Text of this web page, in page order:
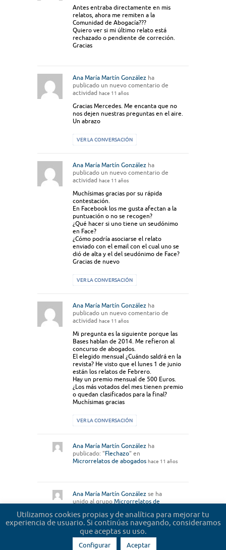
Antes entraba directamente en mis
relatos, ahora me remiten a la
Comunidad de Abogacía???
Quiero ver si mi último relato está
rechazado o pendiente de correción.
Gracias
Ana María Martín González ha
publicado un nuevo comentario de
actividad hace 11 años
Gracias Mercedes. Me encanta que no
nos dejen nuestras preguntas en el aire.
Un abrazo
VER LA CONVERSACIÓN
Ana María Martín González ha
publicado un nuevo comentario de
actividad hace 11 años
Muchísimas gracias por su rápida
contestación.
En Facebook los me gusta afectan a la
puntuación o no se recogen?
¿Qué hacer si uno tiene un seudónimo
en Face?
¿Cómo podría asociarse el relato
enviado con el email con el cual uno se
dió de alta y el del seudónimo de Face?
Gracias de nuevo
VER LA CONVERSACIÓN
Ana María Martín González ha
publicado un nuevo comentario de
actividad hace 11 años
Mi pregunta es la siguiente porque las
Bases hablan de 2014. Me refieron al
concurso de abogados.
El elegido mensual ¿Cuándo saldrá en la
revista? He visto que el lunes 1 de junio
están los relatos de Febrero.
Hay un premio mensual de 500 Euros.
¿Los más votados del mes tienen premio
o quedan clasificados para la final?
Muchísimas gracias
VER LA CONVERSACIÓN
Ana María Martín González ha
publicado: "Flechazo" en
Microrrelatos de abogados hace 11 años
Ana María Martín González se ha
unido al grupo Microrrelatos de
Utilizamos cookies propias y de analítica para mejorar tu
experiencia de usuario. Si continúas navegando, consideramos
que aceptas su uso.
Configurar Aceptar